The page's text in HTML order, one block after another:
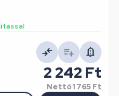
2 242 Ft
Nettó1 765 Ft